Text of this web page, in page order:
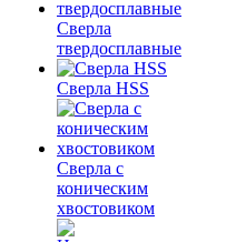
Сверла
твердосплавные
Сверла HSS
Сверла с
коническим
хвостовиком